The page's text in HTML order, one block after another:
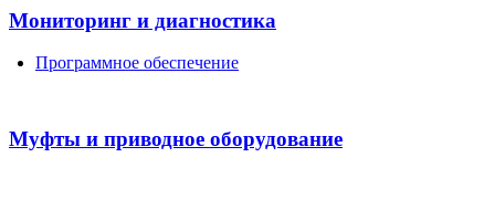
Мониторинг и диагностика
Программное обеспечение
Муфты и приводное оборудование